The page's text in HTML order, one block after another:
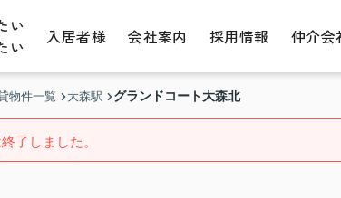
い
い
入居者様 会社案内 採用情報 仲介会
物件一覧 大森駅 グランドコート大森北
了しました。